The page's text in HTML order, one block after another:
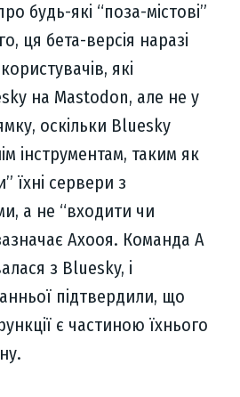
будь-які “поза-містові”
ця бета-версія наразі
які
на Mastodon, але не у
оскільки Bluesky
інструментам, таким як
їхні сервери з
а не “входити чи
Ахооя. Команда A
з Bluesky, і
підтвердили, що
є частиною їхнього